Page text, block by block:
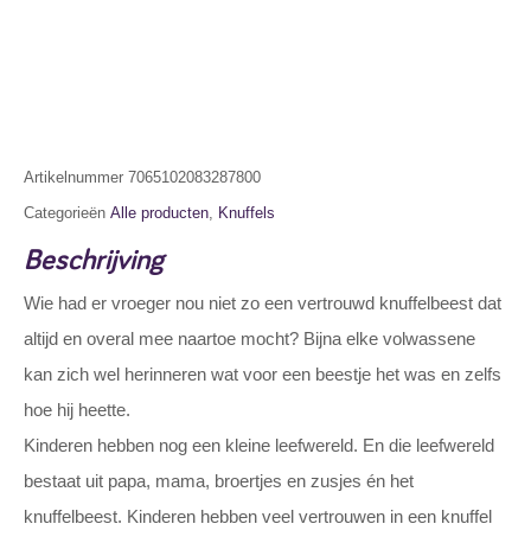
Artikelnummer 7065102083287800
Categorieën Alle producten, Knuffels
Beschrijving
Wie had er vroeger nou niet zo een vertrouwd knuffelbeest dat
altijd en overal mee naartoe mocht? Bijna elke volwassene
kan zich wel herinneren wat voor een beestje het was en zelfs
hoe hij heette.
Kinderen hebben nog een kleine leefwereld. En die leefwereld
bestaat uit papa, mama, broertjes en zusjes én het
knuffelbeest. Kinderen hebben veel vertrouwen in een knuffel